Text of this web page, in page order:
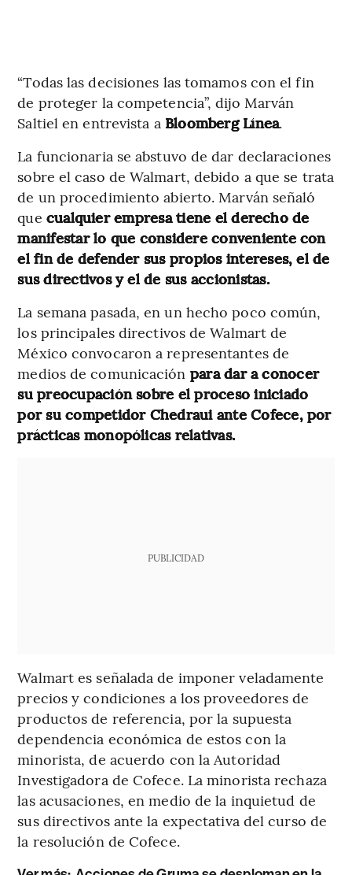
“Todas las decisiones las tomamos con el fin
de proteger la competencia”, dijo Marván
Saltiel en entrevista a Bloomberg Línea.
La funcionaria se abstuvo de dar declaraciones
sobre el caso de Walmart, debido a que se trata
de un procedimiento abierto. Marván señaló
que cualquier empresa tiene el derecho de
manifestar lo que considere conveniente con
el fin de defender sus propios intereses, el de
sus directivos y el de sus accionistas.
La semana pasada, en un hecho poco común,
los principales directivos de Walmart de
México convocaron a representantes de
medios de comunicación para dar a conocer
su preocupación sobre el proceso iniciado
por su competidor Chedraui ante Cofece, por
prácticas monopólicas relativas.
PUBLICIDAD
Walmart es señalada de imponer veladamente
precios y condiciones a los proveedores de
productos de referencia, por la supuesta
dependencia económica de estos con la
minorista, de acuerdo con la Autoridad
Investigadora de Cofece. La minorista rechaza
las acusaciones, en medio de la inquietud de
sus directivos ante la expectativa del curso de
la resolución de Cofece.